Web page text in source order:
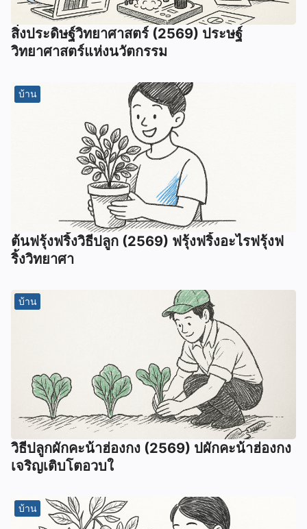
สิ่งประดิษฐ์วิทยาศาสตร์ (2569) ประษฐ์
วิทยาศาสตร์แห่งนวัตกรรม
บ้าน
ต้นฟรุ้งฟริ้งวิธีปลูก (2569) ฟรุ้งฟริ้งอะไรฟรุ้งฟ
ริ้งวิทยาศา
บ้าน
วิธีปลูกผักคะน้าฮ่องกง (2569) ปผักคะน้าฮ่องกง
เจริญเติบโตอวบใ
บ้าน